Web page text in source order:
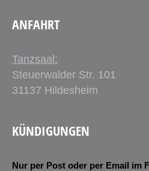
ANFAHRT
Tanzsaal:
Steuerwalder Str. 101
31137 Hildesheim
KÜNDIGUNGEN
Nur per Post oder per Email im